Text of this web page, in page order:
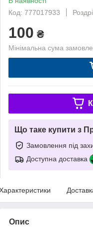
Код: 777017933
100 ₴
Мінімальна сума
Що таке купити з
Замовлення під
Доступна доставка
Опис